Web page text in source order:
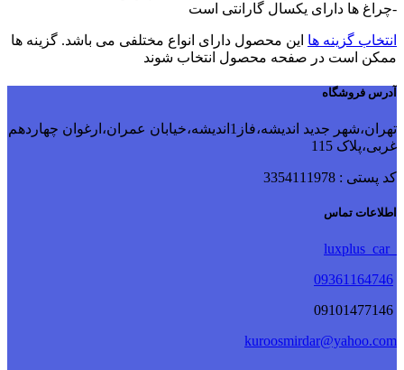
-چراغ ها دارای یکسال گارانتی است
انتخاب گزینه ها این محصول دارای انواع مختلفی می باشد. گزینه ها
ممکن است در صفحه محصول انتخاب شوند
آدرس فروشگاه
تهران،شهر جدید اندیشه،فاز1اندیشه،خیابان عمران،ارغوان چهاردهم
غربی،پلاک 115
کد پستی : 3354111978
اطلاعات تماس
09361164746
kuroosmirdar@yahoo.com